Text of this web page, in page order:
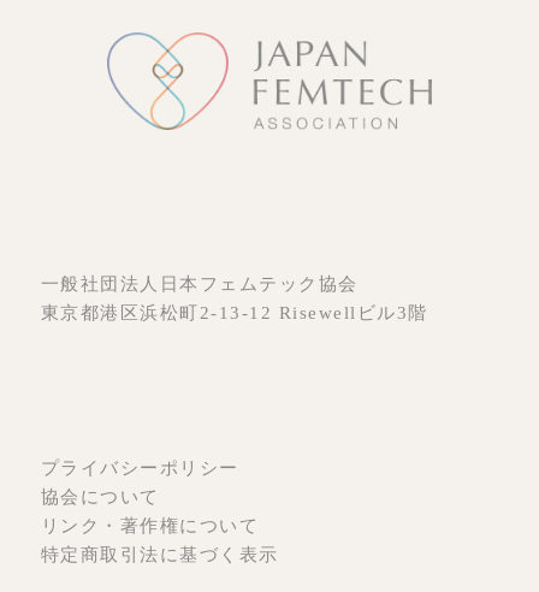
一般社団法人日本フェムテック協会
東京都港区浜松町2-13-12 Risewellビル3階
プライバシーポリシー
協会について
リンク・著作権について
特定商取引法に基づく表示